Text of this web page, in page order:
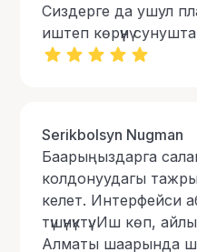
Сиздерге да ушул
иштеп көрүүнү
Serikbolsyn Nugman
Баарыңыздарга
колдонуудагы
келет. Интерфейси
түшүнүктүү. Иш көп,
Алматы шаарында